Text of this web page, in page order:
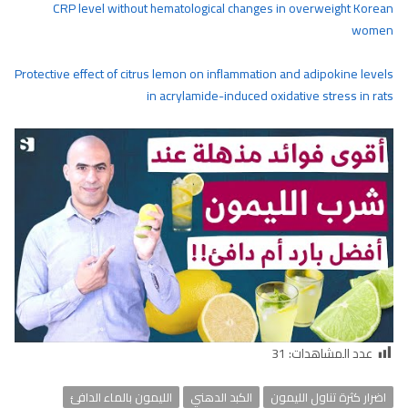
CRP level without hematological changes in overweight Korean
women
Protective effect of citrus lemon on inflammation and adipokine levels
in acrylamide-induced oxidative stress in rats
عدد المشاهدات: 31
اضرار كثرة تناول الليمون الكبد الدهني
الليمون بالماء الدافئ